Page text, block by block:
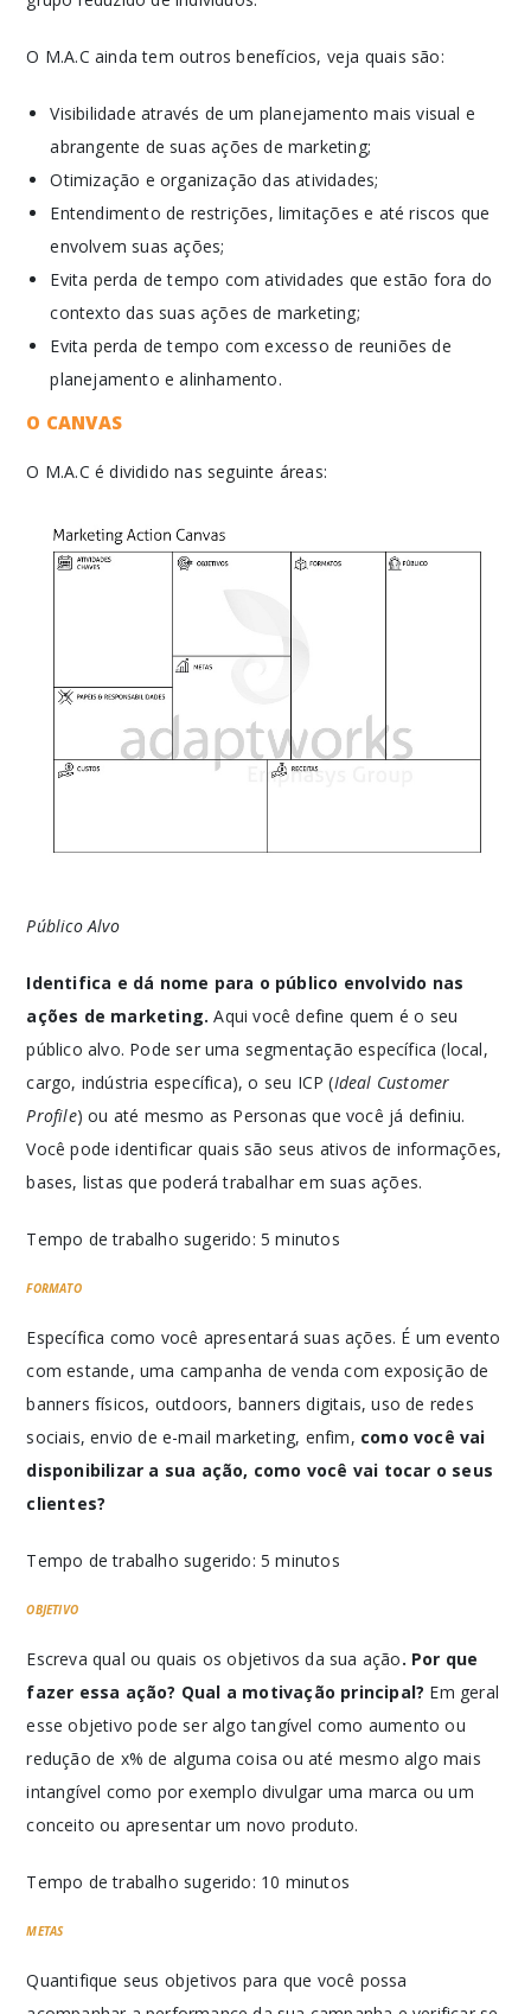
O M.A.C ainda tem outros benefícios, veja quais são:
Visibilidade através de um planejamento mais visual e
abrangente de suas ações de marketing;
Otimização e organização das atividades;
Entendimento de restrições, limitações e até riscos que
envolvem suas ações;
Evita perda de tempo com atividades que estão fora do
contexto das suas ações de marketing;
Evita perda de tempo com excesso de reuniões de
planejamento e alinhamento.
O CANVAS
O M.A.C é dividido nas seguinte áreas:
Público Alvo
Identifica e dá nome para o público envolvido nas
ações de marketing. Aqui você define quem é o seu
público alvo. Pode ser uma segmentação específica (local,
cargo, indústria específica), o seu ICP (Ideal Customer
Profile) ou até mesmo as Personas que você já definiu.
Você pode identificar quais são seus ativos de informações,
bases, listas que poderá trabalhar em suas ações.
Tempo de trabalho sugerido: 5 minutos
FORMATO
Específica como você apresentará suas ações. É um evento
com estande, uma campanha de venda com exposição de
banners físicos, outdoors, banners digitais, uso de redes
sociais, envio de e-mail marketing, enfim, como você vai
disponibilizar a sua ação, como você vai tocar o seus
clientes?
Tempo de trabalho sugerido: 5 minutos
OBJETIVO
Escreva qual ou quais os objetivos da sua ação. Por que
fazer essa ação? Qual a motivação principal? Em geral
esse objetivo pode ser algo tangível como aumento ou
redução de x% de alguma coisa ou até mesmo algo mais
intangível como por exemplo divulgar uma marca ou um
conceito ou apresentar um novo produto.
Tempo de trabalho sugerido: 10 minutos
METAS
Quantifique seus objetivos para que você possa